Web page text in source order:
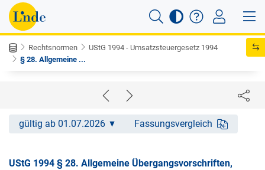
Rechtsnormen
UStG 1994 - Umsatzsteuergesetz 1994
§ 28. Allgemeine ...
gültig ab 01.07.2026 Fassungsvergleich
UStG 1994 § 28. Allgemeine Übergangsvorschriften,